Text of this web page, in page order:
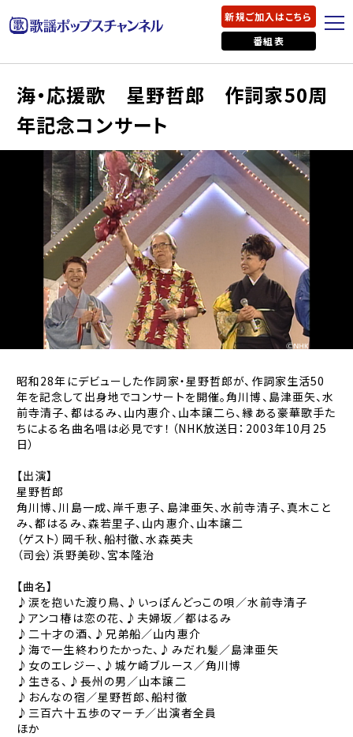
新規ご加入はこちら
番組表
海・応援歌 星野哲郎 作詞家50周
年記念コンサート
昭和28年にデビューした作詞家・星野哲郎が、作詞家生活50
年を記念して出身地でコンサートを開催。角川博、島津亜矢、水
前寺清子、都はるみ、山内惠介、山本譲二ら、縁ある豪華歌手た
ちによる名曲名唱は必見です！（NHK放送日：2003年10月25
日）
【出演】
星野哲郎
角川博、川島一成、岸千恵子、島津亜矢、水前寺清子、真木こと
み、都はるみ、森若里子、山内惠介、山本譲二
（ゲスト）岡千秋、船村徹、水森英夫
（司会）浜野美砂、宮本隆治
【曲名】
♪涙を抱いた渡り鳥、♪いっぽんどっこの唄／水前寺清子
♪アンコ椿は恋の花、♪夫婦坂／都はるみ
♪二十才の酒、♪兄弟船／山内惠介
♪海で一生終わりたかった、♪みだれ髪／島津亜矢
♪女のエレジー、♪城ケ崎ブルース／角川博
♪生きる、♪長州の男／山本譲二
♪おんなの宿／星野哲郎、船村徹
♪三百六十五歩のマーチ／出演者全員
ほか